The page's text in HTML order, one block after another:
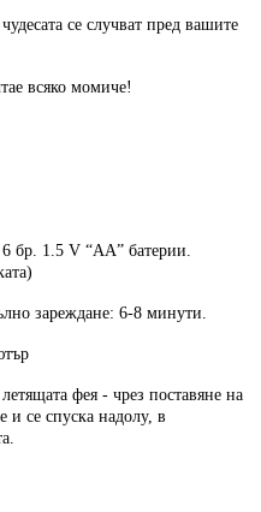
се случват пред вашите
всяко момиче!
бр. 1.5 V “AA” батерии.
зареждане: 6-8 минути.
фея - чрез поставяне на
и се спуска надолу, в